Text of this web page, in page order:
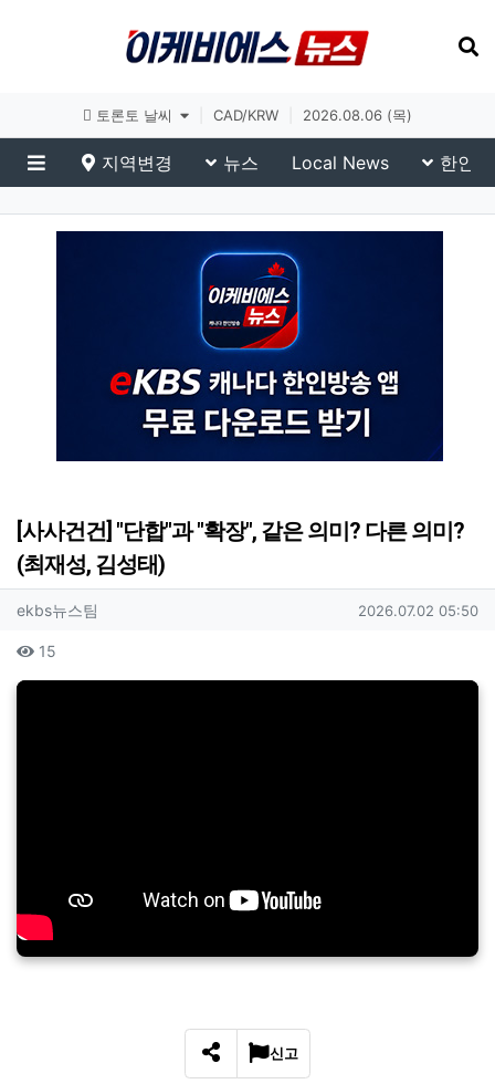
토론토 날씨 CAD/KRW 2026.08.06 (목)
메뉴
지역변경 뉴스 Local News 한인
이슈 브리핑
[사사건건] "단합"과 "확장", 같은 의미? 다른 의미?
(최재성, 김성태)
작성자 정보
ekbs뉴스팀 작성일
2026.07.02 05:50
컨텐츠 정보
15
본문
신고